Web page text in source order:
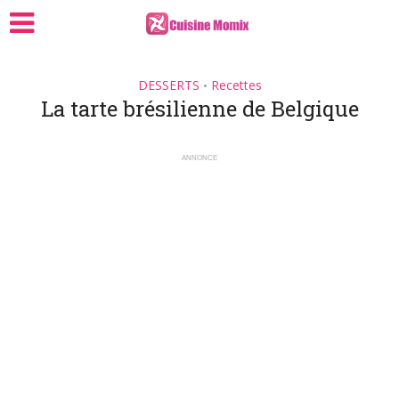
DESSERTS • Recettes
La tarte brésilienne de Belgique
ANNONCE